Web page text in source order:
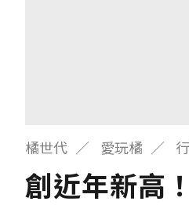
橘世代 愛玩橘
創近年新高